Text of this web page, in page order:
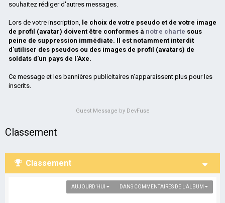
souhaitez rédiger d'autres messages.
Lors de votre inscription, le choix de votre pseudo et de votre image
de profil (avatar) doivent être conformes à notre charte sous
peine de suppression immédiate. Il est notamment interdit
d'utiliser des pseudos ou des images de profil (avatars) de
soldats d'un pays de l'Axe.
Ce message et les bannières publicitaires n'apparaissent plus pour les
inscrits.
Guest Message by DevFuse
Classement
Classement
DANS COMMENTAIRES DE L’ALBUM
AUJOURD’HUI